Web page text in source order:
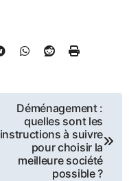
Déménagement :
quelles sont les
instructions à suivre
pour choisir la
meilleure société
possible ?